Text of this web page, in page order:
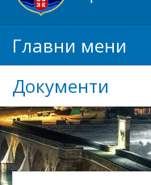
Главни мени
Документи